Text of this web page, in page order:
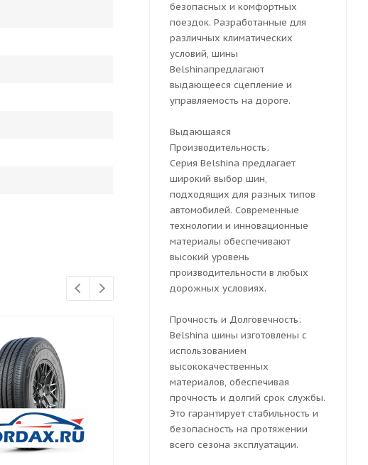
безопасных и комфортных
поездок. Разработанные для
различных климатических
условий, шины
Belshinaпредлагают
выдающееся сцепление и
управляемость на дороге.
Выдающаяся
Производительность:
Серия Belshina предлагает
широкий выбор шин,
подходящих для разных типов
автомобилей. Современные
технологии и инновационные
материалы обеспечивают
высокий уровень
производительности в любых
дорожных условиях.
Прочность и Долговечность:
Belshina шины изготовлены с
использованием
высококачественных
материалов, обеспечивая
прочность и долгий срок службы.
Это гарантирует стабильность и
безопасность на протяжении
всего сезона эксплуатации.